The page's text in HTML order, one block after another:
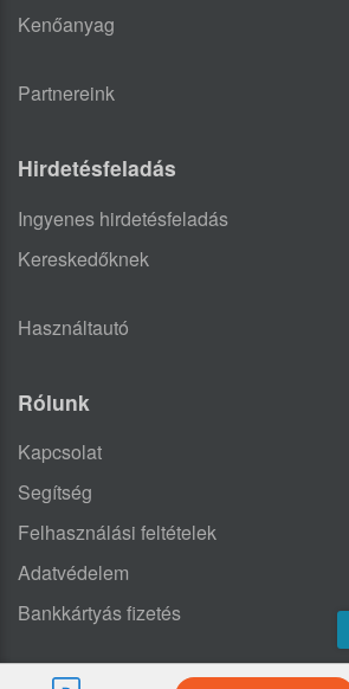
Kenőanyag
Partnereink
Hirdetésfeladás
Ingyenes hirdetésfeladás
Kereskedőknek
Használtautó
Rólunk
Kapcsolat
Segítség
Felhasználási feltételek
Adatvédelem
Bankkártyás fizetés